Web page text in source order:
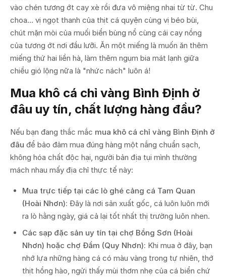
vào chén tương ớt cay xè rồi đưa vô miệng nhai từ từ. Chu
choa... vị ngọt thanh của thịt cá quyện cùng vị béo bùi,
chút mặn mòi của muối biển bùng nổ cùng cái cay nồng
của tương ớt nơi đầu lưỡi. Ăn một miếng là muốn ăn thêm
miếng thứ hai liền hà, làm thêm ngụm bia mát lạnh giữa
chiều gió lộng nữa là "nhức nách" luôn á!
Mua khô cá chỉ vàng Bình Định ở
đâu uy tín, chất lượng hàng đầu?
Nếu bạn đang thắc mắc mua khô cá chỉ vàng Bình Định ở
đâu để bảo đảm mua đúng hàng một nắng chuẩn sạch,
không hóa chất độc hại, người bản địa tụi mình thường
mách nhau mấy địa chỉ thực tế này:
Mua trực tiếp tại các lò ghé cảng cá Tam Quan
(Hoài Nhơn): Đây là nơi sản xuất gốc, cá luôn luôn mới
ra lò hằng ngày, giá cả lại tốt nhất thị trường luôn nhen.
Các sạp đặc sản uy tín tại chợ Bồng Sơn (Hoài
Nhơn) hoặc chợ Đầm (Quy Nhơn): Khi mua ở đây, bạn
nhớ lựa những hàng cá có màu vàng trong tự nhiên, thớ
thịt hồng hào, ngửi thấy mùi thơm nhẹ của cá biển chứ